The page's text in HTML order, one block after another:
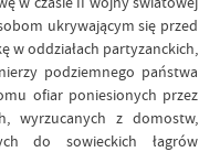
ukrywającym się przed
w oddziałach partyzanckich,
podziemnego państwa
ofiar poniesionych przez
wyrzucanych z domostw,
do sowieckich łagrów